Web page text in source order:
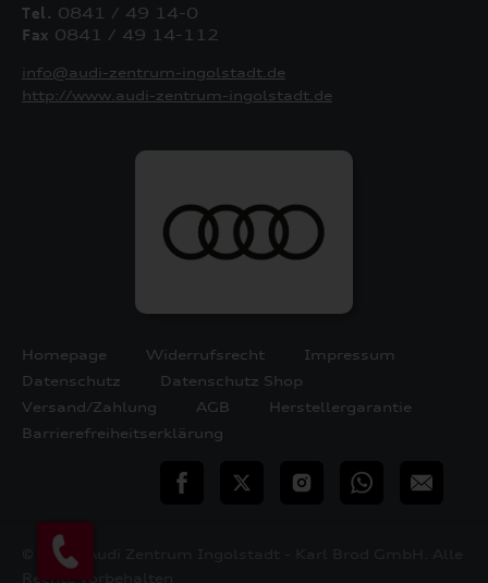
Tel. 0841 / 49 14-0
Fax 0841 / 49 14-112
info@audi-zentrum-ingolstadt.de
http://www.audi-zentrum-ingolstadt.de
Homepage Widerrufsrecht
Impressum
Datenschutz
Datenschutz Shop
Versand/Zahlung
AGB
Herstellergarantie
Barrierefreiheitserklärung
teilen Twitter InstagramWhatsApp
E-
© 2026 Audi Zentrum Ingolstadt - Karl Brod GmbH. Alle
Rechte vorbehalten